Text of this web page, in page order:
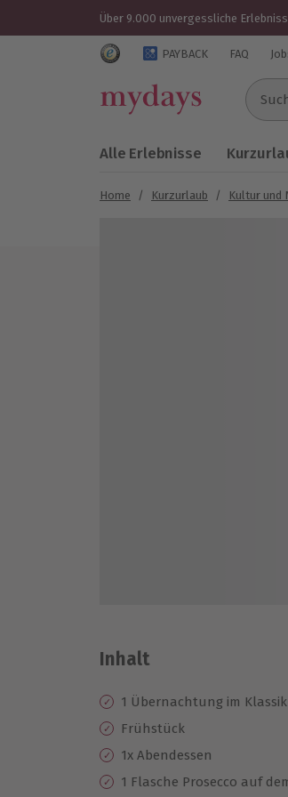
Über 9.000 unvergessliche
Trustedshops Bewertungen für
PAYBACK FAQ
Suche
Alle Erlebnisse
Home / Kurzurlaub / Kultur und
Inhalt
1 Übernachtung im
Frühstück
1x Abendessen
1 Flasche Prosecco auf